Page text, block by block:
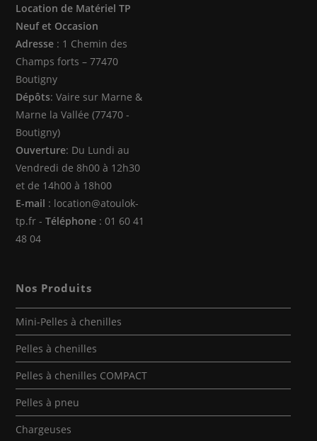
dans
un
nouvel
onglet
dans
un
nouvel
onglet
dans
un
nouvel
onglet
Location de Matériel TP
Neuf et Occasion
Adresse : 1 Chemin des
Champs forts – 77470
Boutigny
Dépôts: Vaire sur Marne &
Marne la Vallée (77470 -
Boutigny)
Ouverture: Du Lundi au
Vendredi de 8h00 à 12h30
et de 14h00 à 18h00
E-mail : location@atoulok-
tp.fr -Téléphone : 01 60 41
48 04
Nos Produits
Mini-Pelles à chenilles
Pelles à chenilles
Pelles à chenilles COMPACT
Pelles à pneu
Chargeuses